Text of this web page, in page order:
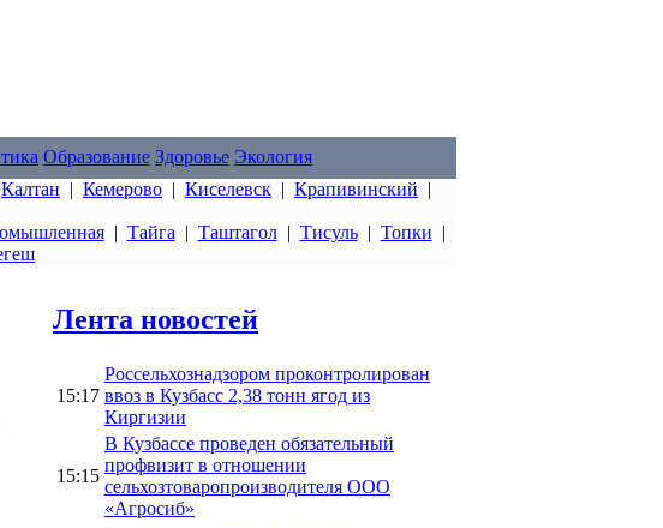
Образование Здоровье Экология
Калтан | Кемерово | Киселевск | Крапивинский |
| Тайга | Таштагол| Тисуль| Топки |
Лента новостей
15:17
Россельхознадзором проконтролирован
ввоз в Кузбасс 2,38 тонн ягод из
Киргизии
15:15
В Кузбассе проведен обязательный
профвизит в отношении
сельхозтоваропроизводителя ООО
«Агросиб»